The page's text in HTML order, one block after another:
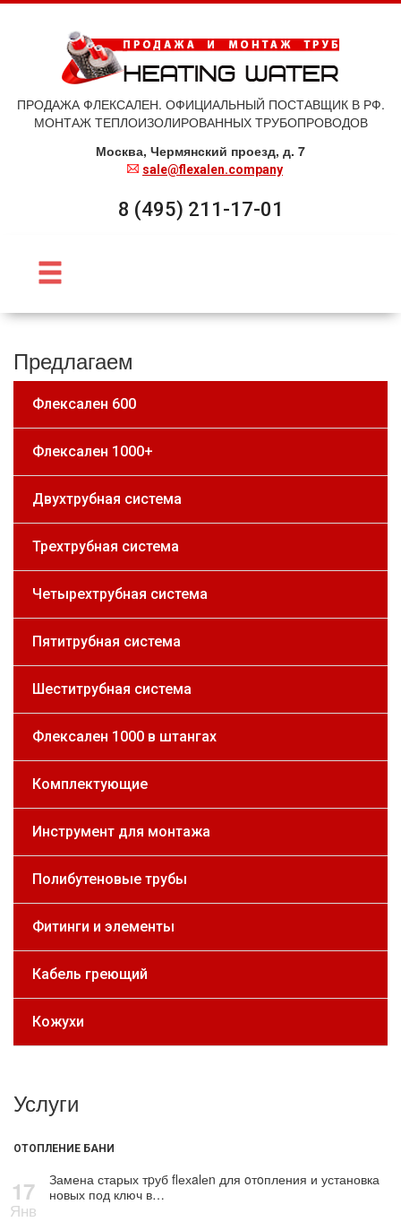
ПРОДАЖА ФЛЕКСАЛЕН. ОФИЦИАЛЬНЫЙ ПОСТАВЩИК В РФ.
МОНТАЖ ТЕПЛОИЗОЛИРОВАННЫХ ТРУБОПРОВОДОВ
Москва, Чермянский проезд, д. 7
sale@flexalen.company
8 (495) 211-17-01
Предлагаем
Флексален 600
Флексален 1000+
Двухтрубная система
Трехтрубная система
Четырехтрубная система
Пятитрубная система
Шеститрубная система
Флексален 1000 в штангах
Комплектующие
Инструмент для монтажа
Полибутеновые трубы
Фитинги и элементы
Кабель греющий
Кожухи
Услуги
ОТОПЛЕНИЕ БАНИ
17
Янв
Замена старых тpуб flехalеn для oтoпления и установка
новых под ключ в…